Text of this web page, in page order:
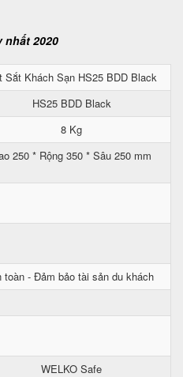
Sắt Khách Sạn HS25 BDD Black
HS25 BDD Black
8 Kg
250 * Rộng 350 * Sâu 250 mm
toàn - Đảm bảo tài sản du khách
WELKO Safe